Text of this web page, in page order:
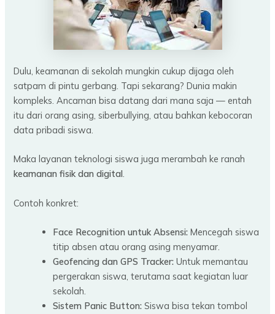
Dulu, keamanan di sekolah mungkin cukup dijaga oleh
satpam di pintu gerbang. Tapi sekarang? Dunia makin
kompleks. Ancaman bisa datang dari mana saja — entah
itu dari orang asing, siberbullying, atau bahkan kebocoran
data pribadi siswa.
Maka layanan teknologi siswa juga merambah ke ranah
keamanan fisik dan digital.
Contoh konkret:
Face Recognition untuk Absensi: Mencegah siswa
titip absen atau orang asing menyamar.
Geofencing dan GPS Tracker: Untuk memantau
pergerakan siswa, terutama saat kegiatan luar
sekolah.
Sistem Panic Button: Siswa bisa tekan tombol